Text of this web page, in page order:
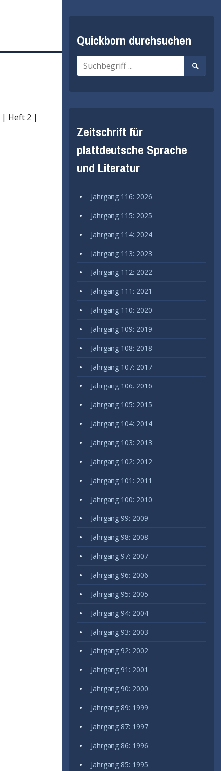
| Heft 2 |
Quickborn durchsuchen
Suche
nach:
Suche
starten
Zeitschrift für
plattdeutsche Sprache
und Literatur
Jahrgang 116: 2026
Jahrgang 115: 2025
Jahrgang 114: 2024
Jahrgang 113: 2023
Jahrgang 112: 2022
Jahrgang 111: 2021
Jahrgang 110: 2020
Jahrgang 109: 2019
Jahrgang 108: 2018
Jahrgang 107: 2017
Jahrgang 106: 2016
Jahrgang 105: 2015
Jahrgang 104: 2014
Jahrgang 103: 2013
Jahrgang 102: 2012
Jahrgang 101: 2011
Jahrgang 100: 2010
Jahrgang 99: 2009
Jahrgang 98: 2008
Jahrgang 97: 2007
Jahrgang 96: 2006
Jahrgang 95: 2005
Jahrgang 94: 2004
Jahrgang 93: 2003
Jahrgang 92: 2002
Jahrgang 91: 2001
Jahrgang 90: 2000
Jahrgang 89: 1999
Jahrgang 87: 1997
Jahrgang 86: 1996
Jahrgang 85: 1995